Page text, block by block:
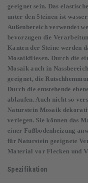
geeignet sein. Das
unter den Steinen ist
Außenbereich verwendet
bevorzugen die
Kanten der Steine werden
Mosaikfliesen. Durch die
Mosaik auch in
geeignet, die
Durch die entstehende
ablaufen. Auch nicht so
Naturstein Mosaik
verlegen. Sie können das
einer Fußbodenheizung
für Naturstein geeignete
Material vor Flecken und
Spezifikation